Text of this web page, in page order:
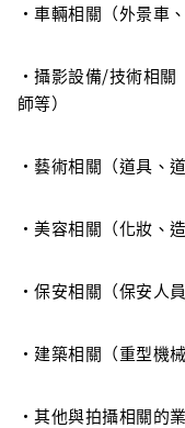
・車輛相關（外景車
・攝影設備/技術相
師等）
・藝術相關（道具、
・美容相關（化妝、造
・保安相關（保安人員
・建築相關（重型機
・其他與拍攝相關的